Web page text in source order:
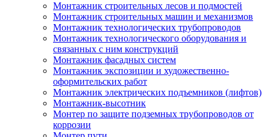
Монтажник строительных лесов и подмостей
Монтажник строительных машин и механизмов
Монтажник технологических трубопроводов
Монтажник технологического оборудования и
связанных с ним конструкций
Монтажник фасадных систем
Монтажник экспозиции и художественно-
оформительских работ
Монтажник электрических подъемников (лифтов)
Монтажник-высотник
Монтер по защите подземных трубопроводов от
коррозии